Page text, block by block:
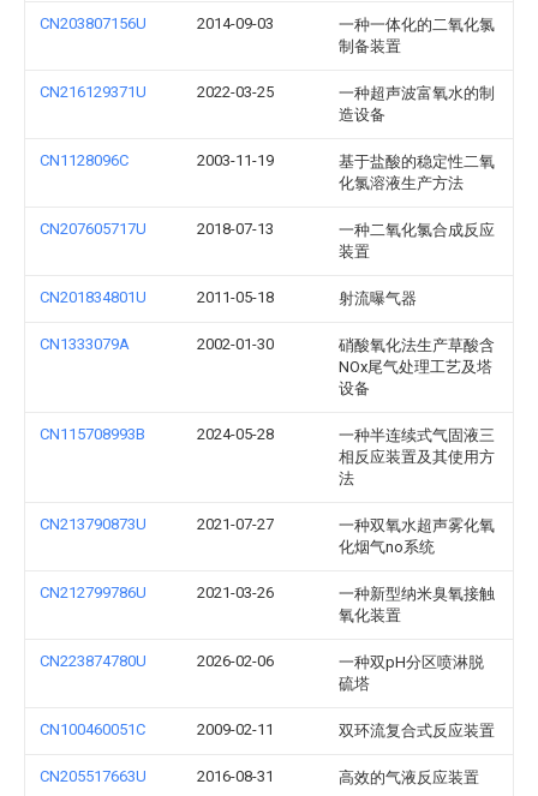
CN203807156U 2014-09-03
一种一体化的二氧化氯
制备装置
CN216129371U 2022-03-25
一种超声波富氧水的制
造设备
CN1128096C 2003-11-19
基于盐酸的稳定性二氧
化氯溶液生产方法
CN207605717U 2018-07-13
一种二氧化氯合成反应
装置
CN201834801U 2011-05-18 射流曝气器
CN1333079A 2002-01-30
硝酸氧化法生产草酸含
NOx尾气处理工艺及塔
设备
CN115708993B 2024-05-28
一种半连续式气固液三
相反应装置及其使用方
法
CN213790873U 2021-07-27
一种双氧水超声雾化氧
化烟气no系统
CN212799786U 2021-03-26
一种新型纳米臭氧接触
氧化装置
CN223874780U 2026-02-06
一种双pH分区喷淋脱
硫塔
CN100460051C 2009-02-11 双环流复合式反应装置
CN205517663U 2016-08-31 高效的气液反应装置